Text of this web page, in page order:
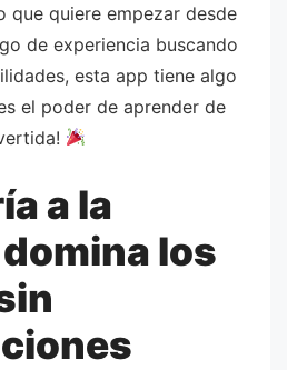
que quiere empezar desde
de experiencia buscando
esta app tiene algo
el poder de aprender de
a la
los